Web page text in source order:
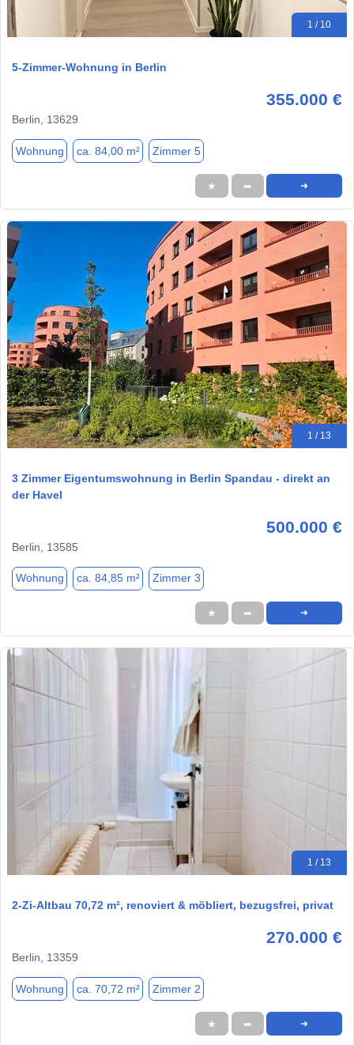
1 / 10
5-Zimmer-Wohnung in Berlin
355.000 €
Berlin, 13629
Wohnung ca. 84,00 m² Zimmer 5
★ ➦ ➜
1 / 13
3 Zimmer Eigentumswohnung in Berlin Spandau - direkt an
der Havel
500.000 €
Berlin, 13585
Wohnung ca. 84,85 m² Zimmer 3
★ ➦ ➜
1 / 13
2-Zi-Altbau 70,72 m², renoviert & möbliert, bezugsfrei, privat
270.000 €
Berlin, 13359
Wohnung ca. 70,72 m² Zimmer 2
★ ➦ ➜